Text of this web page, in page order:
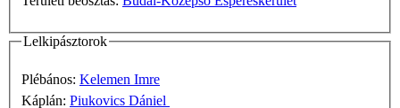
Lelkipásztorok
Plébános: Kelemen Imre
Káplán: Piukovics Dániel